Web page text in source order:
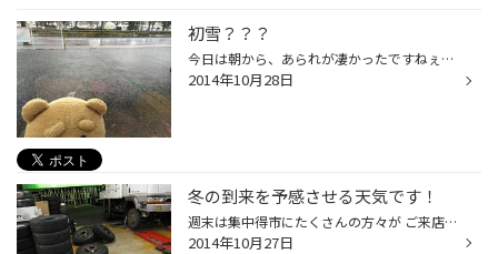
初雪？？？
今日は朝から、あられが凄かったですねぇ～!! だぁ～っと降ってはちょっと止んで、まただぁ～と降るの 繰り返し・・・ ほんの～り道路が白くなった時間もあったようで・・ ＴＶでは北海道や青森で積雪の所も。 明日は天気回復するかなぁ～？？
2014年10月28日
冬の到来を予感させる天気です！
週末は集中得市にたくさんの方々が ご来店くださり誠にありがとうございました!! スタッドレスタイヤを検討中の皆様！ セール期間は11/３までですので、 この週末は忙しくて・・・という方も 是非ちょっと空いたお時間にお立ち寄りいただければ！！ さて今日はさむ～い一日でしたねぇ～。 気温もだ...
2014年10月27日